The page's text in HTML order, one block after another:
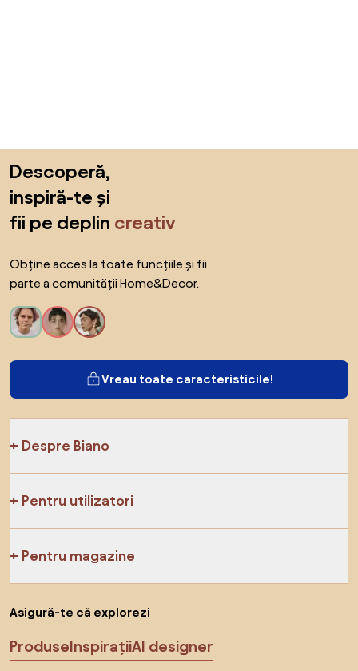
Descoperă,
inspiră-te și
fii pe deplin creativ
Obține acces la toate funcțiile și fii
parte a comunității Home&Decor.
Vreau toate caracteristicile!
Despre Biano
Pentru utilizatori
Pentru magazine
Asigură-te că explorezi
ProduseInspirațiiAI designer